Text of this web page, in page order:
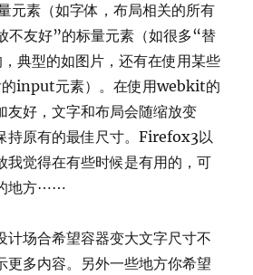
元素（如字体，布局相关的所有
友好”的标量元素（如很多“替
典型的如图片，还有在使用某些
input元素）。在使用webkit的
友好，文字和布局会随缩放变
持原有的最佳尺寸。Firefox3以
我觉得在有些时候是有用的，可
地方⋯⋯
计场合希望容器变大文字尺寸不
更多内容。另外一些地方你希望